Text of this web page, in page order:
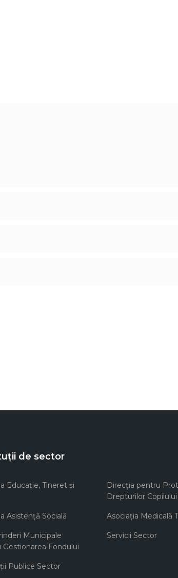
de sector
Educaţie, Tineret şi
Direcţia pentru
Drepturilor Copilului
Asistenţă Socială Asociaţia Medicală
Municipale
Gestionarea Fondului
Servicii Sector
Publice Sector